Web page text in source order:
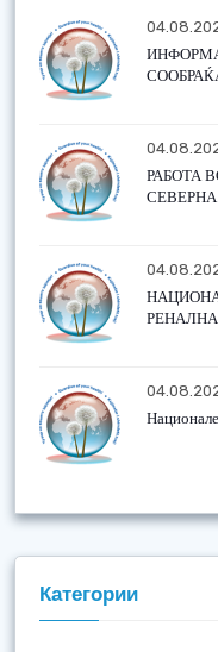
РАБОТА
СЕВЕРНА
Категории